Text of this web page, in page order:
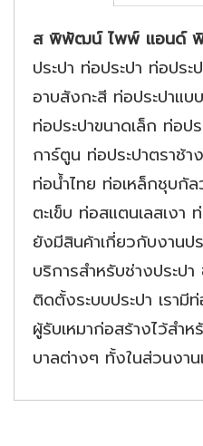
ส พิพัฒน์ ไพพ์ แอนด์
ประปา ท่อประปา ท่อประ
อาบสังกะสี ท่อประปาแบ
ท่อประปาขนาดเล็ก ท่อป
การ์ตูน ท่อประปาตราช้
ท่อน้ำไทย ท่อเหล็กชุบกั
ตะเข็บ ท่อสแตนเลสเงา
ยังมีสินค้าเกี่ยวกับงานป
บริการสำหรับช่างประป
ติดตั้งระบบประปา เรามี
ผู้รับเหมาก่อสร้างไว้สำ
บาลต่างๆ ทั้งในส่วนงา